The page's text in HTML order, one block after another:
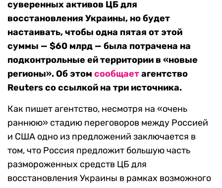
суверенных активов ЦБ для
восстановления Украины, но будет
настаивать, чтобы одна пятая от этой
суммы — $60 млрд — была потрачена на
подконтрольные ей территории в «новые
регионы». Об этом сообщаетагентство
Reuters со ссылкой на три источника.
Как пишет агентство, несмотря на «очень
раннюю» стадию переговоров между Россией
и США одно из предложений заключается в
том, что Россия предложит большую часть
размороженных средств ЦБ для
восстановления Украины в рамках возможного